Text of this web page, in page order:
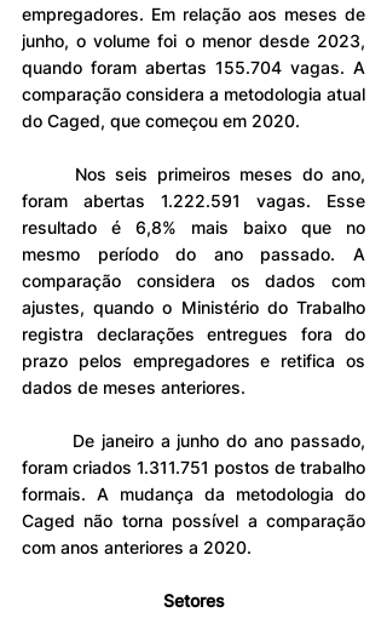
empregadores. Em relação aos meses de
junho, o volume foi o menor desde 2023,
quando foram abertas 155.704 vagas. A
comparação considera a metodologia atual
do Caged, que começou em 2020.
foram abertas 1.222.591 vagas. Esse
resultado é 6,8% mais baixo que no
mesmo período do ano passado. A
comparação considera os dados com
ajustes, quando o Ministério do Trabalho
registra declarações entregues fora do
prazo pelos empregadores e retifica os
dados de meses anteriores.
foram criados 1.311.751 postos de trabalho
formais. A mudança da metodologia do
Caged não torna possível a comparação
com anos anteriores a 2020.
Setores